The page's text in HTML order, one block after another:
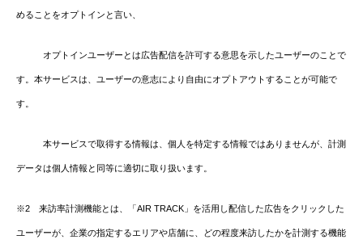
めることをオプトインと言い、
オプトインユーザーとは広告配信を許可する意思を示したユーザーのことで
す。 本サービスは、ユーザーの意志により自由にオプトアウトすることが可能で
す。
本サービスで取得する情報は、個人を特定する情報ではありませんが、計測
データは個人情報と同等に適切に取り扱います。
※2 来訪率計測機能とは、 「AIR TRACK」を活用し配信した広告をクリックした
ユーザーが、企業の指定するエリアや店舗に、どの程度来訪したかを計測する機能